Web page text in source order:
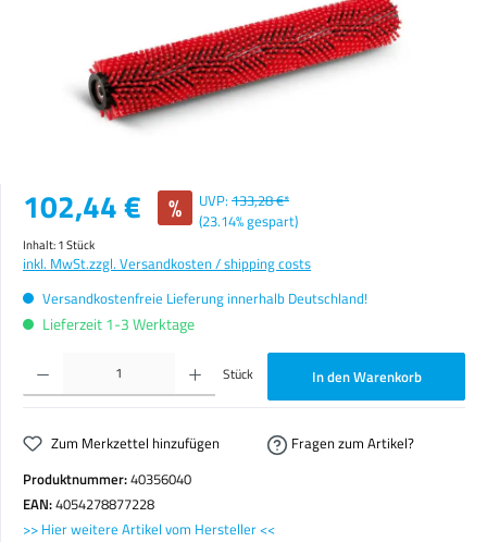
Verkaufspreis:
102,44 € % UVP: 133,28 €*
(23.14% gespart)
Inhalt:1 Stück
inkl. MwSt.zzgl. Versandkosten / shipping costs
Versandkostenfreie Lieferung innerhalb Deutschland!
Lieferzeit 1-3 Werktage
Produkt Anzahl: Gib den gewünschten Wert ein oder benutze die Schaltflächen um die Anzahl zu
Stück In den Warenkorb
Zum Merkzettel hinzufügen
Fragen zum Artikel?
Produktnummer:40356040
EAN:4054278877228
>> Hier weitere Artikel vom Hersteller <<